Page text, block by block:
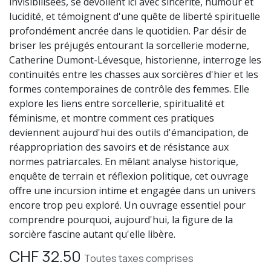
lucidité, et témoignent d'une quête de liberté spirituelle
profondément ancrée dans le quotidien. Par désir de
briser les préjugés entourant la sorcellerie moderne,
Catherine Dumont-Lévesque, historienne, interroge les
continuités entre les chasses aux sorcières d'hier et les
formes contemporaines de contrôle des femmes. Elle
explore les liens entre sorcellerie, spiritualité et
féminisme, et montre comment ces pratiques
deviennent aujourd'hui des outils d'émancipation, de
réappropriation des savoirs et de résistance aux
normes patriarcales. En mêlant analyse historique,
enquête de terrain et réflexion politique, cet ouvrage
offre une incursion intime et engagée dans un univers
encore trop peu exploré. Un ouvrage essentiel pour
comprendre pourquoi, aujourd'hui, la figure de la
sorcière fascine autant qu'elle libère.
CHF32.50 Toutes taxes comprises